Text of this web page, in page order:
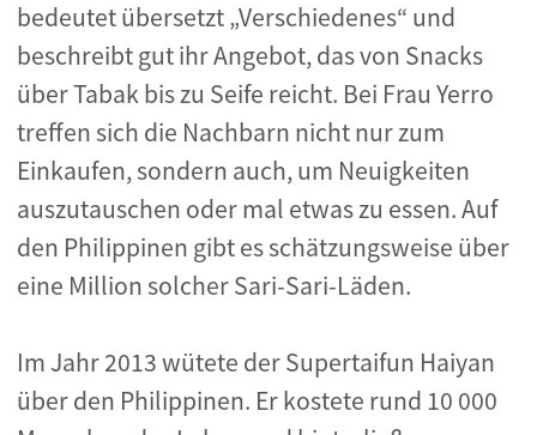
bedeutet übersetzt „Verschiedenes“ und
beschreibt gut ihr Angebot, das von Snacks
über Tabak bis zu Seife reicht. Bei Frau Yerro
treffen sich die Nachbarn nicht nur zum
Einkaufen, sondern auch, um Neuigkeiten
auszutauschen oder mal etwas zu essen. Auf
den Philippinen gibt es schätzungsweise über
eine Million solcher Sari-Sari-Läden.
Im Jahr 2013 wütete der Supertaifun Haiyan
über den Philippinen. Er kostete rund 10 000